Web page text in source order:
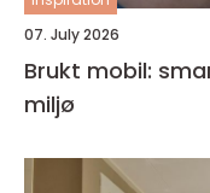
07. July 2026
Brukt mobil:
miljø